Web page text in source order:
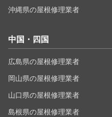
沖縄県の屋根修理業者
中国・四国
広島県の屋根修理業者
岡山県の屋根修理業者
山口県の屋根修理業者
島根県の屋根修理業者